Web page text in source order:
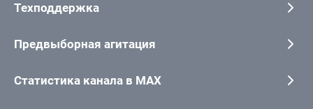
Техподдержка
Предвыборная агитация
Статистика канала в MAX